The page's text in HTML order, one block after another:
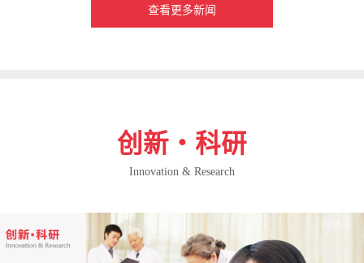
查看更多新闻
创新・科研
Innovation & Research